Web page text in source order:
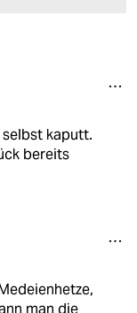
kaputt.
bereits
man die